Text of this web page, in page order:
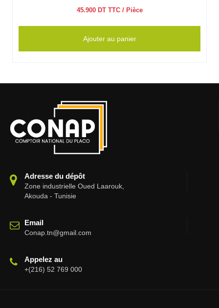
45.900 DT TTC/ Pièce
Ajouter au panier
Adresse du dépôt
Zone industrielle Oued Laarouk,
Akouda - Tunisie
Email
Conap.tn@gmail.com
Appelez au
+(216) 52 769 000